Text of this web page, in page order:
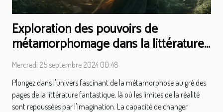
Exploration des pouvoirs de
métamorphomage dans la littérature
fantastique
Mercredi 25 septembre 2024 00:48
Plongez dans l'univers fascinant de la métamorphose au gré des
pages de la littérature fantastique, là où les limites de la réalité
sont repoussées par l'imagination. La capacité de changer